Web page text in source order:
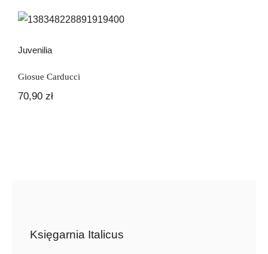
Juvenilia
Juvenilia
Giosue Carducci
70,90 zł
Księgarnia Italicus